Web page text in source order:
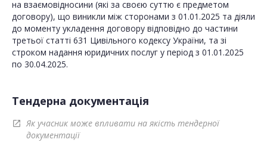
Тендерна документація
open_in_new
Як учасник може впливати на якість тендерної
документації